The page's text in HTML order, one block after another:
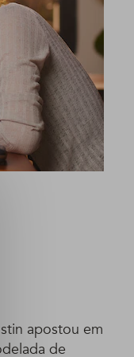
apostou em
de